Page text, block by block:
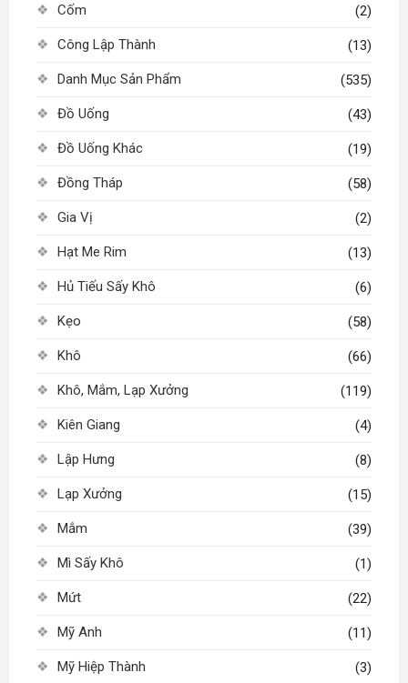
Cốm (2)
Công Lập Thành (13)
Danh Mục Sản Phẩm (535)
Đồ Uống (43)
Đồ Uống Khác (19)
Đồng Tháp (58)
Gia Vị (2)
Hạt Me Rim (13)
Hủ Tiếu Sấy Khô (6)
Kẹo (58)
Khô (66)
Khô, Mắm, Lạp Xưởng (119)
Kiên Giang (4)
Lập Hưng (8)
Lạp Xưởng (15)
Mắm (39)
Mì Sấy Khô (1)
Mứt (22)
Mỹ Anh (11)
Mỹ Hiệp Thành (3)